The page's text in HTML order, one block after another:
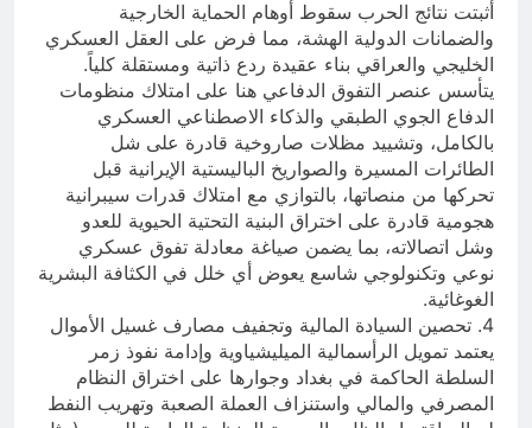
أثبتت نتائج الحرب سقوط أوهام الحماية الخارجية
والضمانات الدولية الهشة، مما فرض على العقل العسكري
الخليجي والعراقي بناء عقيدة ردع ذاتية ومستقلة كلياً.
يتأسس عنصر التفوق الدفاعي هنا على امتلاك منظومات
الدفاع الجوي الطبقي والذكاء الاصطناعي العسكري
بالكامل، وتشييد مظلات صاروخية قادرة على شل
الطائرات المسيرة والصواريخ الباليستية الإيرانية قبل
تحركها من منصاتها، بالتوازي مع امتلاك قدرات سيبرانية
هجومية قادرة على اختراق البنية التحتية الحيوية للعدو
وشل اتصالاته، بما يضمن صياغة معادلة تفوق عسكري
نوعي وتكنولوجي شاسع يعوض أي خلل في الكثافة البشرية
الغوغائية.
4. تحصين السيادة المالية وتجفيف مصارف غسيل الأموال
يعتمد تمويل الرأسمالية الميليشياوية وإدامة نفوذ زمر
السلطة الحاكمة في بغداد وجوارها على اختراق النظام
المصرفي والمالي واستنزاف العملة الصعبة وتهريب النفط